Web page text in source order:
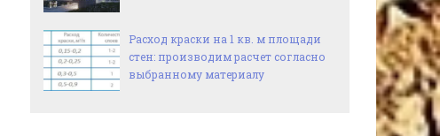
Расход краски на 1 кв. м площади
стен: производим расчет согласно
выбранному материалу